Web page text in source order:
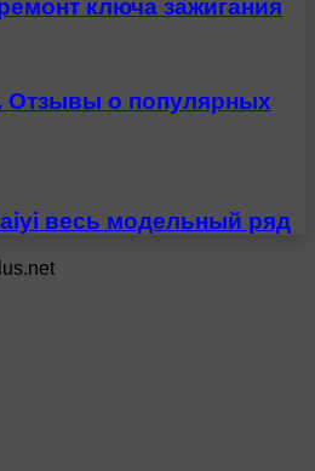
ключа зажигания
Отзывы о популярных
весь модельный ряд